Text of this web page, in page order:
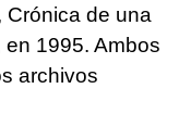
Crónica de una
1995. Ambos
archivos